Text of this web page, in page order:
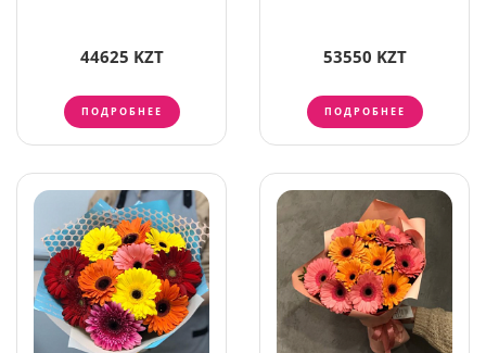
44625 KZT
ПОДРОБНЕЕ
53550 KZT
ПОДРОБНЕЕ